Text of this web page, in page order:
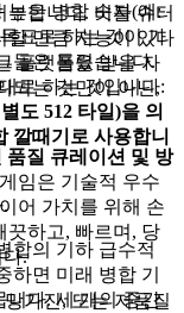
은 병합 숫자(예:
표로 하는 것이 가
들은 틀렸습니다.
로 하는 것입니다:
도 512 타일)을 의
깔때기로 사용합니
.
합의 기하 급수적
하면 미래 병합 기
니다. 세 개의 중간
합니다. 버블 슈터
할 만큼 지능이 있다
플랫폼을 받을 자
되는 것만이 아닌,
품질 큐레이션 및 방
임은 기술적 우수
어 가치를 위해 손
끗하고, 빠르며, 당
.
가진, 또는 저품질